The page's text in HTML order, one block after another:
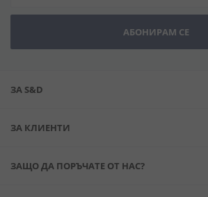
АБОНИРАМ СЕ
ЗА S&D
ЗА КЛИЕНТИ
ЗАЩО ДА ПОРЪЧАТЕ ОТ НАС?